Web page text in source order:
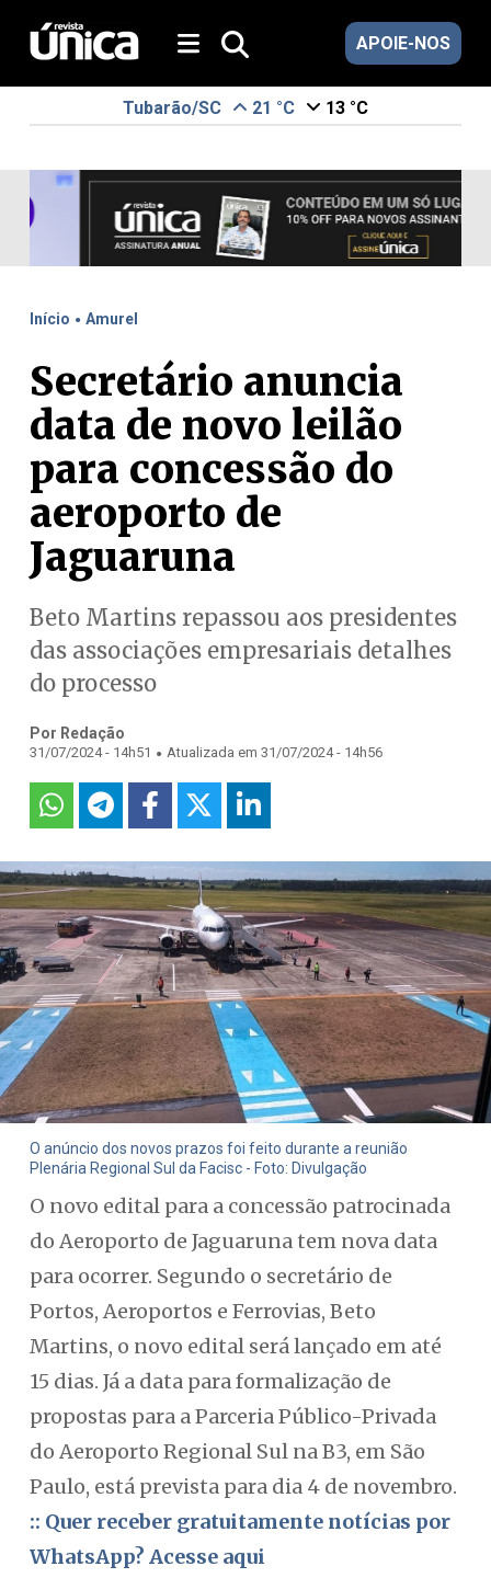
APOIE-NOS
Tubarão/SC 21 °C 13 °C
Início . Amurel
Secretário anuncia
data de novo leilão
para concessão do
aeroporto de
Jaguaruna
Beto Martins repassou aos presidentes
das associações empresariais detalhes
do processo
Por Redação
31/07/2024 - 14h51 . Atualizada em 31/07/2024 - 14h56
O anúncio dos novos prazos foi feito durante a reunião
Plenária Regional Sul da Facisc - Foto: Divulgação
O novo edital para a concessão patrocinada
do Aeroporto de Jaguaruna tem nova data
para ocorrer. Segundo o secretário de
Portos, Aeroportos e Ferrovias, Beto
Martins, o novo edital será lançado em até
15 dias. Já a data para formalização de
propostas para a Parceria Público-Privada
do Aeroporto Regional Sul na B3, em São
Paulo, está prevista para dia 4 de novembro.
:: Quer receber gratuitamente notícias por
WhatsApp? Acesse aqui